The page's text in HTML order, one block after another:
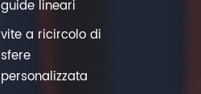
guide lineari
vite a ricircolo di
sfere
personalizzata